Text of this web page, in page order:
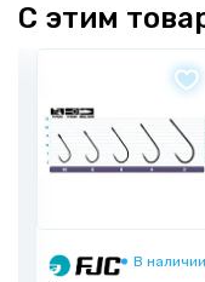
С этим
В наличии